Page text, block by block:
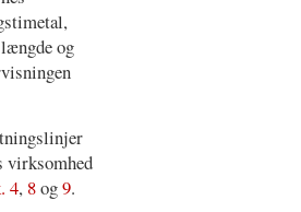
og
virksomhed
4, 8og9.